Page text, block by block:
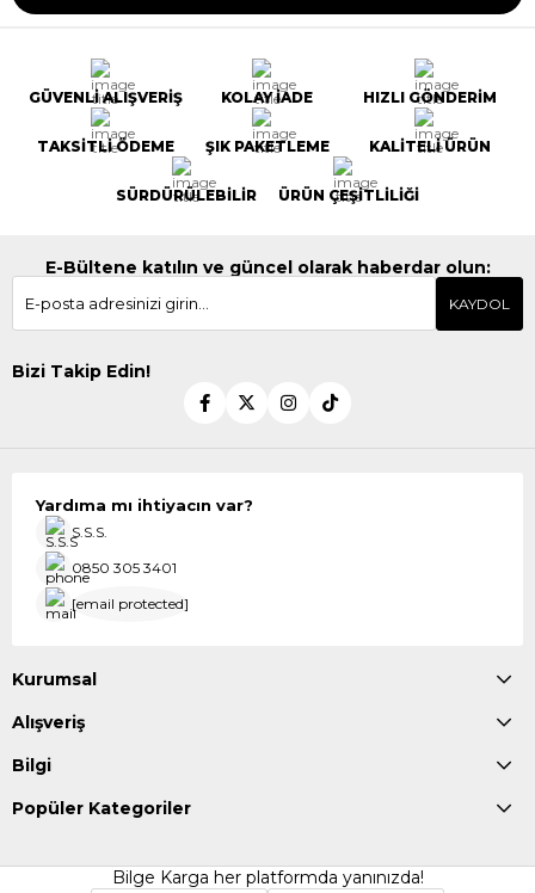
GÜVENLİ ALIŞVERİŞ KOLAY İADE HIZLI GÖNDERİM
TAKSİTLİ ÖDEME ŞIK PAKETLEME KALİTELİ ÜRÜN
SÜRDÜRÜLEBİLİR ÜRÜN ÇEŞİTLİLİĞİ
E-Bültene katılın ve güncel olarak haberdar olun:
KAYDOL
Bizi Takip Edin!
Yardıma mı ihtiyacın var?
S.S.S.
0850 305 3401
[email protected]
Kurumsal
Alışveriş
Bilgi
Popüler Kategoriler
Bilge Karga her platformda yanınızda!